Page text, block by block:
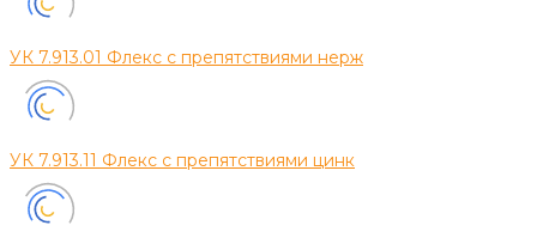
УК 7.913.01 Флекс с препятствиями нерж
УК 7.913.11 Флекс с препятствиями цинк